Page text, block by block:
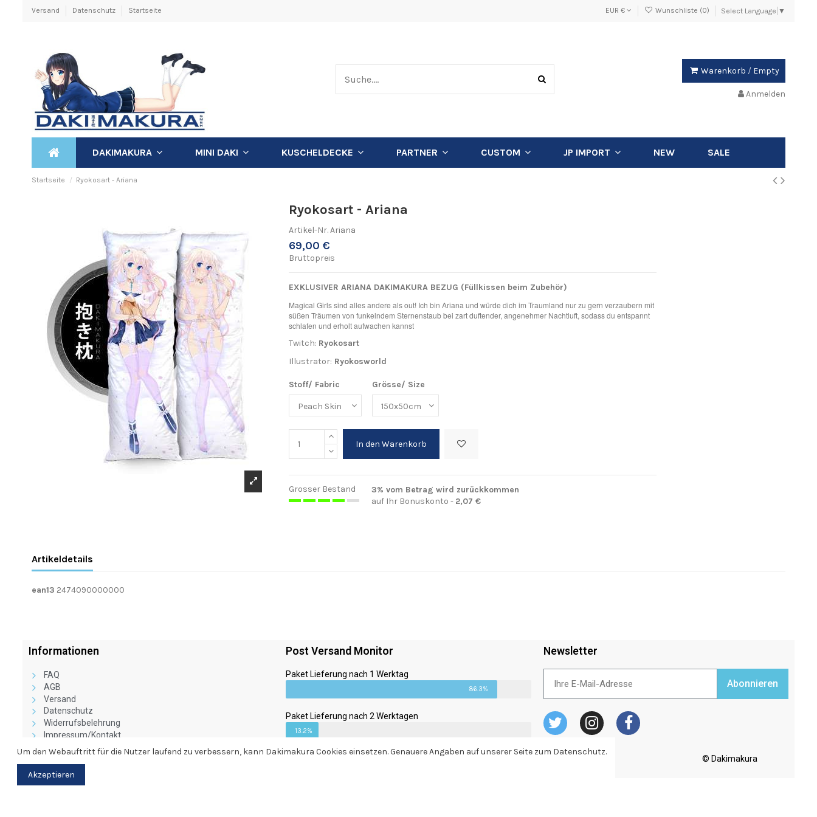
Versand Datenschutz Startseite EUR € Wunschliste (0) Select Language ▼
Warenkorb / Empty
Anmelden
DAKIMAKURA MINI DAKI KUSCHELDECKE PARTNER CUSTOM JP IMPORT NEW SALE
Startseite Ryokosart - Ariana
Ryokosart - Ariana
Artikel-Nr.Ariana
69,00 €
Bruttopreis
EXKLUSIVER ARIANA DAKIMAKURA BEZUG (Füllkissen beim Zubehör)
Magical Girls sind alles andere als out! Ich bin Ariana und würde dich im Traumland nur zu gern verzaubern mit
süßen Träumen von funkelndem Sternenstaub bei zart duftender, angenehmer Nachtluft, sodass du entspannt
schlafen und erholt aufwachen kannst
Twitch: Ryokosart
Illustrator: Ryokosworld
Stoff/ Fabric Grösse/ Size
In den Warenkorb
Grosser Bestand
3% vom Betrag wird zurückkommen
auf Ihr Bonuskonto - 2,07 €
Artikeldetails
ean13 2474090000000
Informationen
FAQ
AGB
Versand
Datenschutz
Widerrufsbelehrung
Impressum/Kontakt
Vertragswiderruf
Post Versand Monitor
Paket Lieferung nach 1 Werktag
86.3%
Paket Lieferung nach 2 Werktagen
13.2%
Newsletter
Abonnieren
© Dakimakura
Um den Webauftritt für die Nutzer laufend zu verbessern, kann Dakimakura Cookies einsetzen. Genauere Angaben auf unserer Seite zum Datenschutz.
Akzeptieren